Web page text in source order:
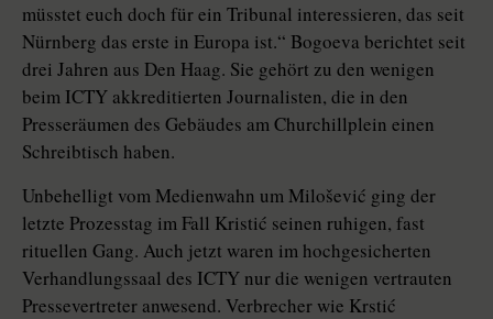
müsstet euch doch für ein Tribunal interessieren, das seit
Nürnberg das erste in Europa ist.“ Bogoeva berichtet seit
drei Jahren aus Den Haag. Sie gehört zu den wenigen
beim ICTY akkreditierten Journalisten, die in den
Presseräumen des Gebäudes am Churchillplein einen
Schreibtisch haben.
Unbehelligt vom Medienwahn um Milošević ging der
letzte Prozesstag im Fall Kristić seinen ruhigen, fast
rituellen Gang. Auch jetzt waren im hochgesicherten
Verhandlungssaal des ICTY nur die wenigen vertrauten
Pressevertreter anwesend. Verbrecher wie Krstić